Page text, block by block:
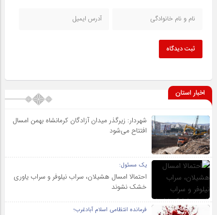
ثبت دیدگاه
اخبار استان
شهردار: زیرگذر میدان آزادگان کرمانشاه بهمن امسال
افتتاح می‌شود
یک مسئول:
احتمالا امسال هشیلان، سراب نیلوفر و سراب یاوری
خشک نشوند
فرمانده انتظامی اسلام آبادغرب؛